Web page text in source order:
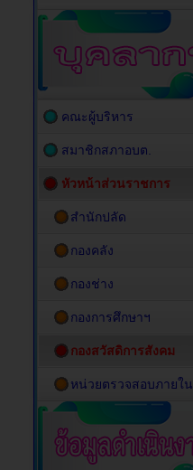
คณะผู้บริหาร
สมาชิกสภาอบต.
หัวหน้าส่วนราชการ
สำนักปลัด
กองคลัง
กองช่าง
กองการศึกษาฯ
กองสวัสดิการสังคม
หน่วยตรวจสอบภายใน